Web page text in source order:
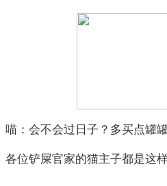
喵：会不会过日子？多买点罐
各位铲屎官家的猫主子都是这